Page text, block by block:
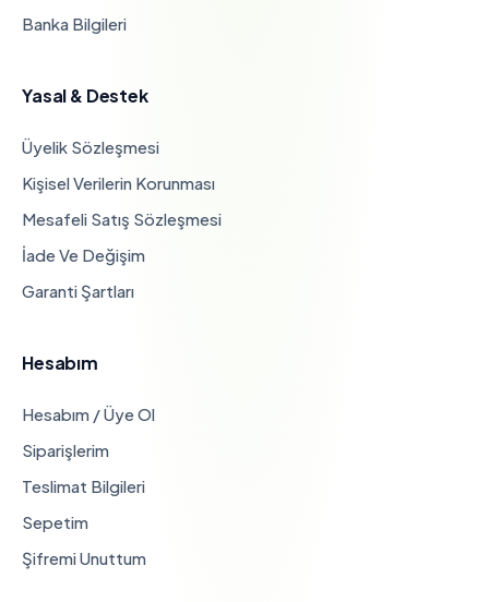
Banka Bilgileri
Yasal & Destek
Üyelik Sözleşmesi
Kişisel Verilerin Korunması
Mesafeli Satış Sözleşmesi
İade Ve Değişim
Garanti Şartları
Hesabım
Hesabım / Üye Ol
Siparişlerim
Teslimat Bilgileri
Sepetim
Şifremi Unuttum